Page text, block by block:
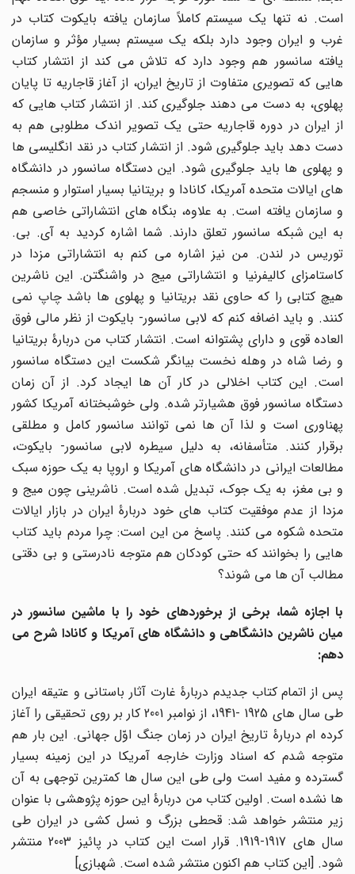
است. نه تنها یک سیستم کاملاً سازمان یافته بایکوت کتاب در
غرب و ایران وجود دارد بلکه یک سیستم بسیار مؤثر و سازمان
یافته سانسور هم وجود دارد که تلاش می کند از انتشار کتاب
هایی که تصویری متفاوت از تاریخ ایران، از آغاز قاجاریه تا پایان
پهلوی، به دست می دهند جلوگیری کند. از انتشار کتاب هایی که
از ایران در دوره قاجاریه حتی یک تصویر اندک مطلوبی هم به
دست دهد باید جلوگیری شود. از انتشار کتاب در نقد انگلیسی ها
و پهلوی ها باید جلوگیری شود. این دستگاه سانسور در دانشگاه
های ایالات متحده آمریکا، کانادا و بریتانیا بسیار استوار و منسجم
و سازمان یافته است. به علاوه، بنگاه های انتشاراتی خاصی هم
به این شبکه سانسور تعلق دارند. شما اشاره کردید به آی. بی.
توریس در لندن. من نیز اشاره می کنم به انتشاراتی مزدا در
کاستامزای کالیفرنیا و انتشاراتی میج در واشنگتن. این ناشرین
هیچ کتابی را که حاوی نقد بریتانیا و پهلوی ها باشد چاپ نمی
کنند. و باید اضافه کنم که لابی سانسور- بایکوت از نظر مالی فوق
العاده قوی و دارای پشتوانه است. انتشار کتاب من دربارۀ بریتانیا
و رضا شاه در وهله نخست بیانگر شکست این دستگاه سانسور
است. این کتاب اخلالی در کار آن ها ایجاد کرد. از آن زمان
دستگاه سانسور فوق هشیارتر شده. ولی خوشبختانه آمریکا کشور
پهناوری است و لذا آن ها نمی توانند سانسور کامل و مطلقی
برقرار کنند. متأسفانه، به دلیل سیطره لابی سانسور- بایکوت،
مطالعات ایرانی در دانشگاه های آمریکا و اروپا به یک حوزه سبک
و بی مغز، به یک جوک، تبدیل شده است. ناشرینی چون میج و
مزدا از عدم موفقیت کتاب های خود دربارۀ ایران در بازار ایالات
متحده شکوه می کنند. پاسخ من این است: چرا مردم باید کتاب
هایی را بخوانند که حتی کودکان هم متوجه نادرستی و بی دقتی
مطالب آن ها می شوند؟
با اجازه شما، برخی از برخوردهای خود را با ماشین سانسور در
میان ناشرین دانشگاهی و دانشگاه های آمریکا و کانادا شرح می
دهم:
پس از اتمام کتاب جدیدم دربارۀ غارت آثار باستانی و عتیقه ایران
طی سال های 1925 -1941، از نوامبر 2001 کار بر روی تحقیقی را آغاز
کرده ام دربارۀ تاریخ ایران در زمان جنگ اوّل جهانی. این بار هم
متوجه شدم که اسناد وزارت خارجه آمریکا در این زمینه بسیار
گسترده و مفید است ولی طی این سال ها کمترین توجهی به آن
ها نشده است. اولین کتاب من دربارۀ این حوزه پژوهشی با عنوان
زیر منتشر خواهد شد: قحطی بزرگ و نسل کشی در ایران طی
سال های 1917-1919. قرار است این کتاب در پائیز 2003 منتشر
شود. [این کتاب هم اکنون منتشر شده است. شهبازی]